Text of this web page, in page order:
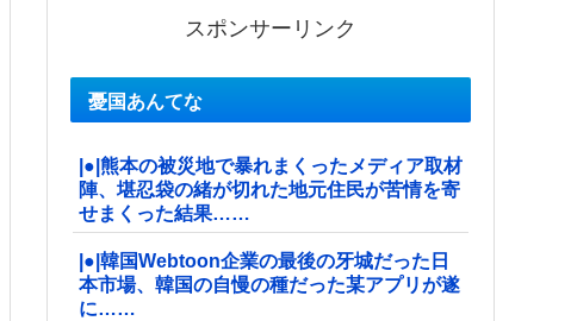
スポンサーリンク
憂国あんてな
|●|熊本の被災地で暴れまくったメディア取材
陣、堪忍袋の緒が切れた地元住民が苦情を寄
せまくった結果……
|●|韓国Webtoon企業の最後の牙城だった日
本市場、韓国の自慢の種だった某アプリが遂
に……